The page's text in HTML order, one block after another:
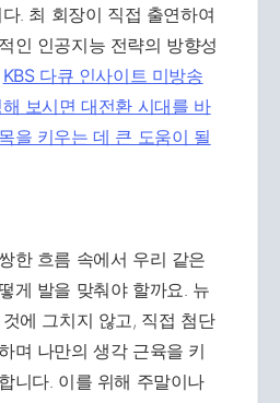
. 최 회장이 직접 출연하여
인 인공지능 전략의 방향성
KBS 다큐 인사이트 미방송
보시면 대전환 시대를 바
을 키우는 데 큰 도움이 될
한 흐름 속에서 우리 같은
게 발을 맞춰야 할까요. 뉴
에 그치지 않고, 직접 첨단
며 나만의 생각 근육을 키
니다. 이를 위해 주말이나